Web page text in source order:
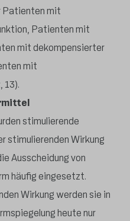
Patienten mit
Patienten mit
mit dekompensierter
mit
13).
stimulierende
stimulierenden Wirkung
Ausscheidung von
häufig eingesetzt.
Wirkung werden sie in
heute nur